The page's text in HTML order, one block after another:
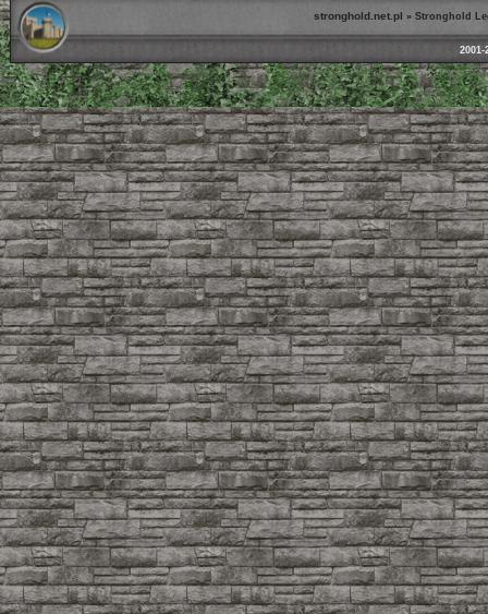
stronghold.net.pl » Stronghold